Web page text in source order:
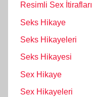
Resimli Sex İtirafları
Seks Hikaye
Seks Hikayeleri
Seks Hikayesi
Sex Hikaye
Sex Hikayeleri